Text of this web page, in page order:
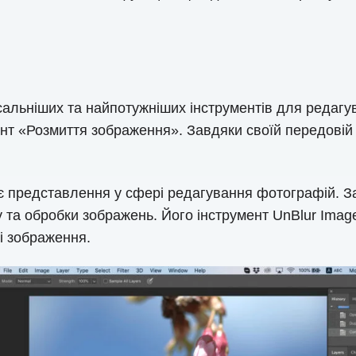
та найпотужніших інструментів для
зображення». Завдяки своїй передовій
у сфері редагування фотографій.
та обробки зображень. Його інструмент UnBlur
зображення.